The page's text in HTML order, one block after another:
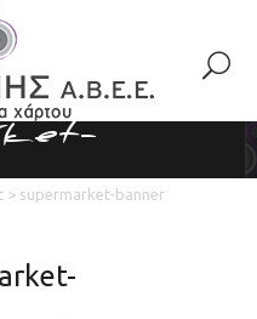
> supermarket-banner